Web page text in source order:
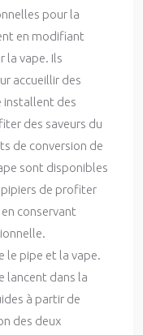
pour la
en modifiant
la vape. Ils
accueillir des
installent des
des saveurs du
de conversion de
sont disponibles
de profiter
conservant
le pipe et la vape.
lancent dans la
à partir de
des deux